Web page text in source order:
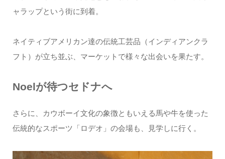
ャラップという街に到着。
ネイティブアメリカン達の伝統工芸品（インディアンクラ
フト）が立ち並ぶ、マーケットで様々な出会いを果たす。
Noelが待つセドナへ
さらに、カウボーイ文化の象徴ともいえる馬や牛を使った
伝統的なスポーツ「ロデオ」の会場も、見学しに行く。